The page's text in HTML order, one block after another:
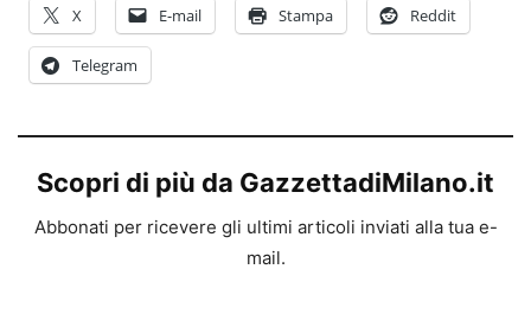
X E-mail Stampa Reddit
Telegram
Scopri di più da GazzettadiMilano.it
Abbonati per ricevere gli ultimi articoli inviati alla tua e-
mail.